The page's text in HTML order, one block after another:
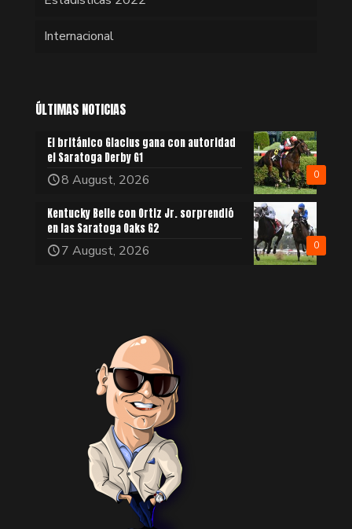
Internacional
ÚLTIMAS NOTICIAS
0
El británico Glacius gana con autoridad
el Saratoga Derby G1
8 August, 2026
0
Kentucky Belle con Ortiz Jr. sorprendió
en las Saratoga Oaks G2
7 August, 2026